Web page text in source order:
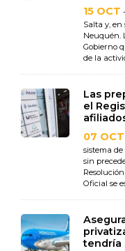
15 OCT
Salta y, en
Neuquén.
Gobierno
de la
Las
el
07 OCT
sistema
sin
Oficial se
tendría